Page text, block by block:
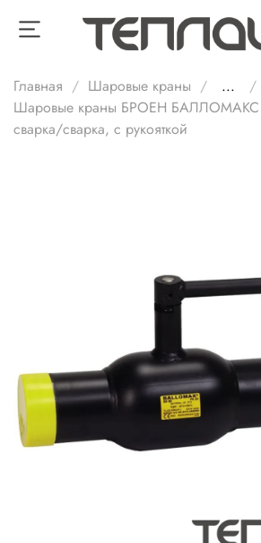
Главная Шаровые краны
...
Шаровые краны БРОЕН
сварка/cварка, с рукояткой